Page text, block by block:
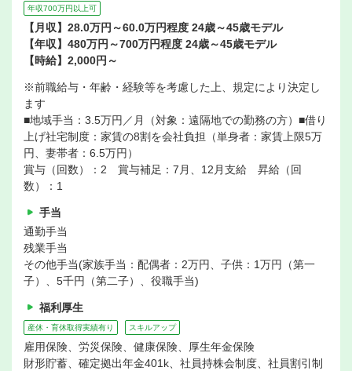
年収700万円以上可
【月収】28.0万円～60.0万円程度 24歳～45歳モデル
【年収】480万円～700万円程度 24歳～45歳モデル
【時給】2,000円～
※前職給与・年齢・経験等を考慮した上、規定により決定し
ます
■地域手当：3.5万円／月（対象：遠隔地での勤務の方）■借り
上げ社宅制度：家賃の8割を会社負担（単身者：家賃上限5万
円、妻帯者：6.5万円）
賞与（回数）：2 賞与補足：7月、12月支給 昇給（回
数）：1
手当
通勤手当
残業手当
その他手当(家族手当：配偶者：2万円、子供：1万円（第一
子）、5千円（第二子）、役職手当)
福利厚生
産休・育休取得実績有り スキルアップ
雇用保険、労災保険、健康保険、厚生年金保険
財形貯蓄、確定拠出年金401k、社員持株会制度、社員割引制